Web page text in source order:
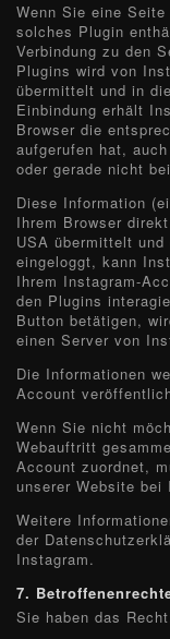
Wenn Sie eine
solches Plugin
Verbindung zu den
Plugins wird von
übermittelt und in
Einbindung erhält
Browser die
aufgerufen hat,
oder gerade nicht
Diese Information
Ihrem Browser
USA übermittelt
eingeloggt, kann
Ihrem Instagram-
den Plugins
Button betätigen,
einen Server von
Die Informationen
Account
Wenn Sie nicht
Webauftritt
Account zuordnet,
unserer Website bei
Weitere
der
Instagram.
7.
Sie haben das